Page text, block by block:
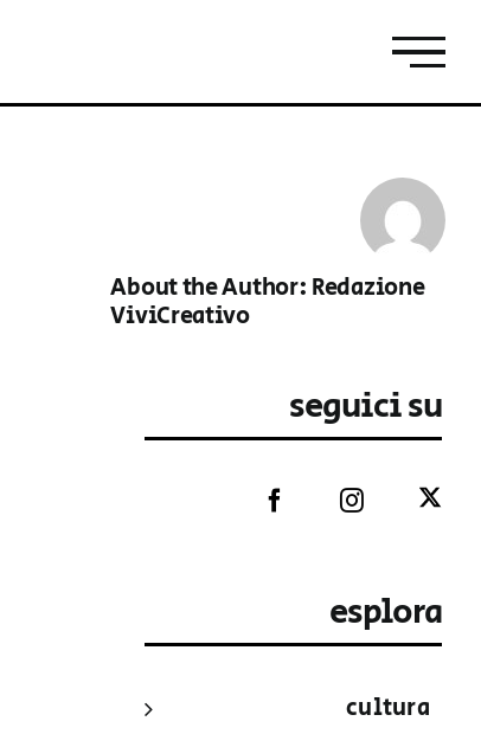
About the Author: Redazione
ViviCreativo
seguici su
esplora
cultura